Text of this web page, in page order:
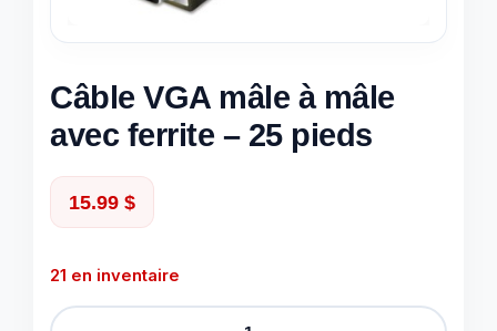
Câble VGA mâle à mâle
avec ferrite – 25 pieds
15.99 $
21 en inventaire
quantité